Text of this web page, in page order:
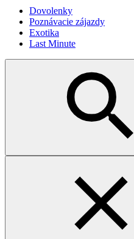
Dovolenky
Poznávacie zájazdy
Exotika
Last Minute